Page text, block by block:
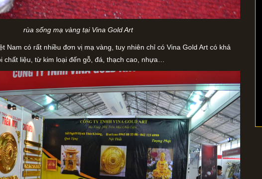
rùa sống mạ vàng tại Vina Gold Art
Nam có rất nhiều đơn vị mạ vàng, tuy nhiên chỉ có Vina Gold Art có khả
chất liệu, từ kim loại đến gỗ, đá, thạch cao, nhựa…